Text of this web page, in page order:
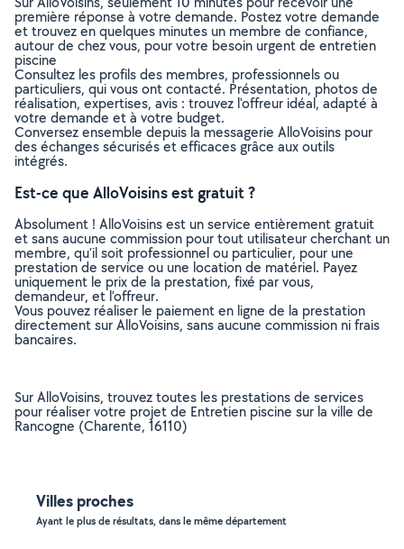
première réponse à votre demande. Postez votre demande
et trouvez en quelques minutes un membre de confiance,
autour de chez vous, pour votre besoin urgent de entretien
piscine
Consultez les profils des membres, professionnels ou
particuliers, qui vous ont contacté. Présentation, photos de
réalisation, expertises, avis : trouvez l'offreur idéal, adapté à
votre demande et à votre budget.
Conversez ensemble depuis la messagerie AlloVoisins pour
des échanges sécurisés et efficaces grâce aux outils
intégrés.
Est-ce que AlloVoisins est gratuit ?
Absolument ! AlloVoisins est un service entièrement gratuit
et sans aucune commission pour tout utilisateur cherchant un
membre, qu’il soit professionnel ou particulier, pour une
prestation de service ou une location de matériel. Payez
uniquement le prix de la prestation, fixé par vous,
demandeur, et l’offreur.
Vous pouvez réaliser le paiement en ligne de la prestation
directement sur AlloVoisins, sans aucune commission ni frais
bancaires.
Sur AlloVoisins, trouvez toutes les prestations de services
pour réaliser votre projet de Entretien piscine sur la ville de
Rancogne (Charente, 16110)
Villes proches
Ayant le plus de résultats, dans le même département